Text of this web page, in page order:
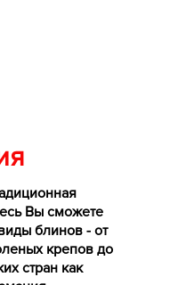
Вы сможете
блинов - от
крепов до
стран как